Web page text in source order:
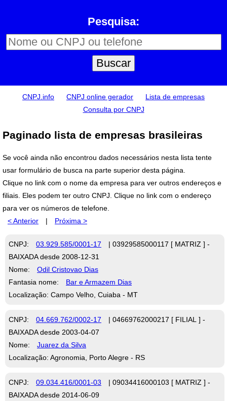
Pesquisa:
CNPJ.info CNPJ online gerador
Lista de empresas
Consulta por CNPJ
Paginado lista de empresas brasileiras
Se você ainda não encontrou dados necessários nesta lista tente
usar formulário de busca na parte superior desta página.
Clique no link com o nome da empresa para ver outros endereços e
filiais. Eles podem ter outro CNPJ. Clique no link com o endereço
para ver os números de telefone.
< Anterior
| Próxima >
CNPJ: 03.929.585/0001-17
| 03929585000117 [ MATRIZ ] -
BAIXADA desde 2008-12-31
Nome:
Odil Cristovao Dias
Fantasia nome:
Bar e Armazem Dias
Localização: Campo Velho, Cuiaba - MT
CNPJ: 04.669.762/0002-17
| 04669762000217 [ FILIAL ] -
BAIXADA desde 2003-04-07
Nome:
Juarez da Silva
Localização: Agronomia, Porto Alegre - RS
CNPJ: 09.034.416/0001-03
| 09034416000103 [ MATRIZ ] -
BAIXADA desde 2014-06-09